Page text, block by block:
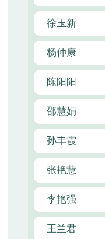
徐玉新
杨仲康
陈阳阳
邵慧娟
孙丰霞
张艳慧
李艳强
王兰君